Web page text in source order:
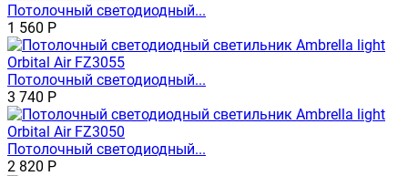
Потолочный светодиодный...
1 560 Р
Потолочный светодиодный...
3 740 Р
Потолочный светодиодный...
2 820 Р